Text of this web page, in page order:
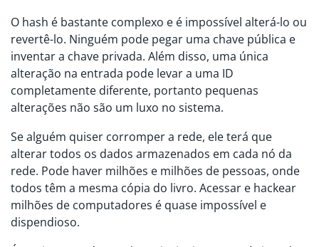
O hash é bastante complexo e é impossível alterá-lo ou
revertê-lo. Ninguém pode pegar uma chave pública e
inventar a chave privada. Além disso, uma única
alteração na entrada pode levar a uma ID
completamente diferente, portanto pequenas
alterações não são um luxo no sistema.
Se alguém quiser corromper a rede, ele terá que
alterar todos os dados armazenados em cada nó da
rede. Pode haver milhões e milhões de pessoas, onde
todos têm a mesma cópia do livro. Acessar e hackear
milhões de computadores é quase impossível e
dispendioso.